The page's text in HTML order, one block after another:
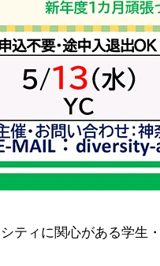
ティに関心がある学